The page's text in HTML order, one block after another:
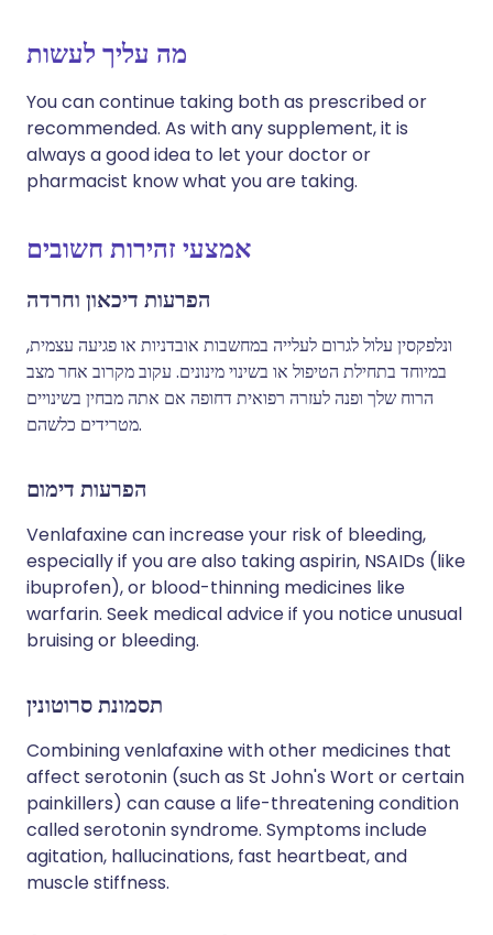
מה עליך לעשות
You can continue taking both as prescribed or
recommended. As with any supplement, it is
always a good idea to let your doctor or
pharmacist know what you are taking.
אמצעי זהירות חשובים
הפרעות דיכאון וחרדה
ונלפקסין עלול לגרום לעלייה במחשבות אובדניות או פגיעה עצמית,
במיוחד בתחילת הטיפול או בשינוי מינונים. עקוב מקרוב אחר מצב
הרוח שלך ופנה לעזרה רפואית דחופה אם אתה מבחין בשינויים
מטרידים כלשהם.
הפרעות דימום
Venlafaxine can increase your risk of bleeding,
especially if you are also taking aspirin, NSAIDs (like
ibuprofen), or blood-thinning medicines like
warfarin. Seek medical advice if you notice unusual
bruising or bleeding.
תסמונת סרוטונין
Combining venlafaxine with other medicines that
affect serotonin (such as St John's Wort or certain
painkillers) can cause a life-threatening condition
called serotonin syndrome. Symptoms include
agitation, hallucinations, fast heartbeat, and
muscle stiffness.